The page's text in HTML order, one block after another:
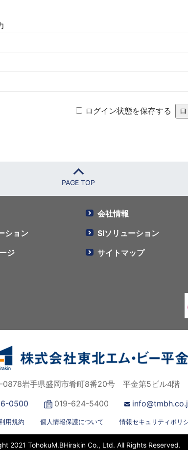
ログイン状態を保存する
PAGE TOP
会社情報
ション
SIソリューション
ジ サイトマップ
0878岩手県盛岡市肴町8番20号 平金第5ビル4階
0500
019-624-5400
用規約 個人情報保護について 情報セキュリティポリ
2021 TohokuM.BHirakin Co., Ltd. All Rights Reserved.